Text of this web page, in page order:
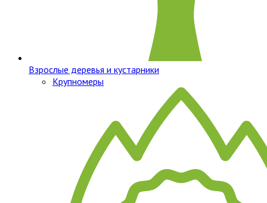
Взрослые деревья и кустарники
Крупномеры